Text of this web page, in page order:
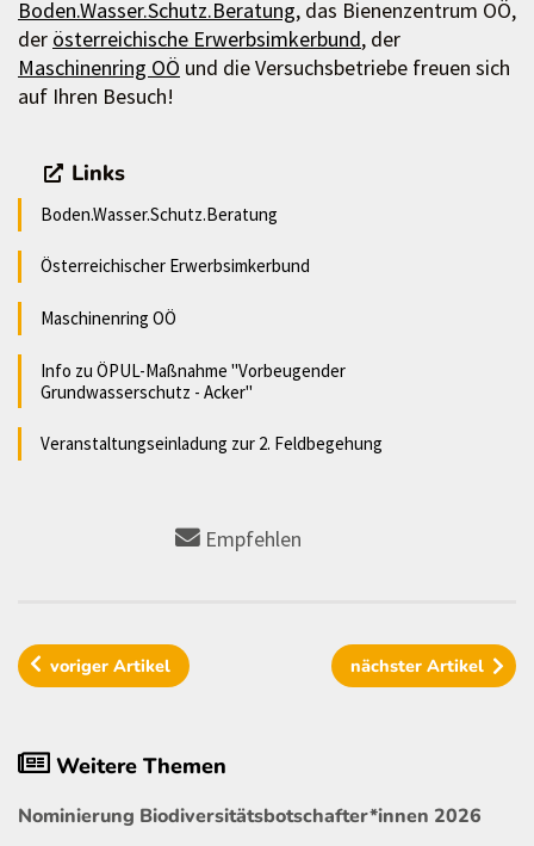
Boden.Wasser.Schutz.Beratung, das Bienenzentrum OÖ,
der österreichische Erwerbsimkerbund, der
Maschinenring OÖ und die Versuchsbetriebe freuen sich
auf Ihren Besuch!
Links
Boden.Wasser.Schutz.Beratung
Österreichischer Erwerbsimkerbund
Maschinenring OÖ
Info zu ÖPUL-Maßnahme "Vorbeugender
Grundwasserschutz - Acker"
Veranstaltungseinladung zur 2. Feldbegehung
Empfehlen
vorigerArtikel nächster Artikel
Weitere Themen
Nominierung Biodiversitätsbotschafter*innen 2026